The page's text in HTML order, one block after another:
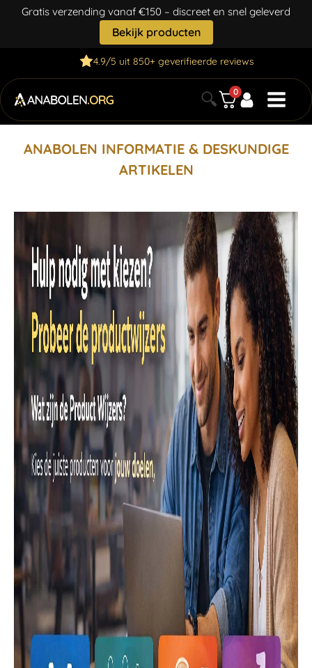
Gratis verzending vanaf €150 – discreet en snel geleverd
Bekijk producten
4.9/5 uit 850+ geverifieerde reviews
🔍 0
ANABOLEN INFORMATIE & DESKUNDIGE
ARTIKELEN